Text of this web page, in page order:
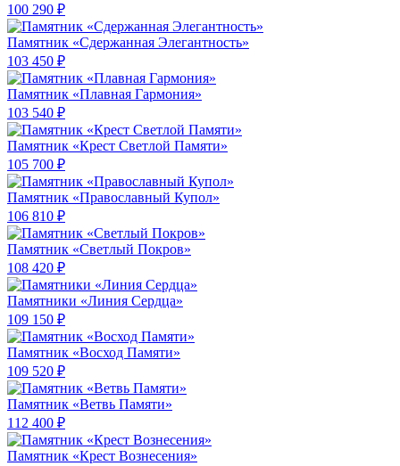
100 290 ₽
Памятник «Сдержанная Элегантность»
103 450 ₽
Памятник «Плавная Гармония»
103 540 ₽
Памятник «Крест Светлой Памяти»
105 700 ₽
Памятник «Православный Купол»
106 810 ₽
Памятник «Светлый Покров»
108 420 ₽
Памятники «Линия Сердца»
109 150 ₽
Памятник «Восход Памяти»
109 520 ₽
Памятник «Ветвь Памяти»
112 400 ₽
Памятник «Крест Вознесения»